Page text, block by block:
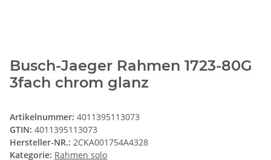
Busch-Jaeger Rahmen 1723-80G
3fach chrom glanz
Artikelnummer: 4011395113073
GTIN: 4011395113073
Hersteller-NR.: 2CKA001754A4328
Kategorie: Rahmen solo